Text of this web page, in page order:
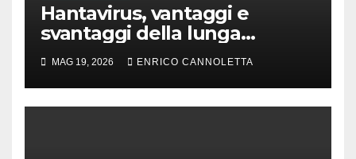
Hantavirus, vantaggi e
svantaggi della lunga
incubazione
MAG 19, 2026 ENRICO CANNOLETTA